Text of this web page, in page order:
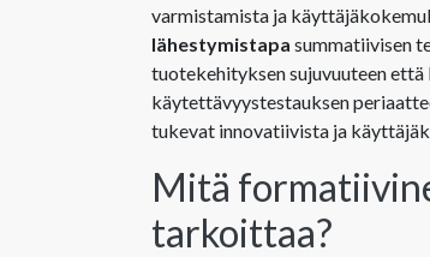
varmistamista ja
lähestymistapa summatiivisen
tuotekehityksen sujuvuuteen
käytettävyystestauksen
tukevat innovatiivista ja
Mitä
tarkoittaa?